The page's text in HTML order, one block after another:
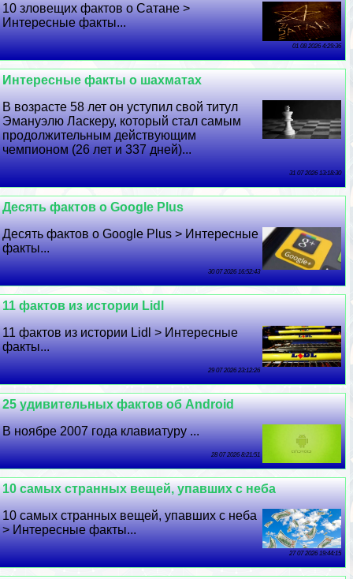
10 зловещих фактов о Сатане >
Интересные факты...
01 08 2026 4:29:36
Интересные факты о шахматах
В возрасте 58 лет он уступил свой титул
Эмануэлю Ласкеру, который стал самым
продолжительным действующим
чемпионом (26 лет и 337 дней)...
31 07 2026 13:18:30
Десять фактов о Google Plus
Десять фактов о Google Plus > Интересные
факты...
30 07 2026 16:52:43
11 фактов из истории Lidl
11 фактов из истории Lidl > Интересные
факты...
29 07 2026 23:12:26
25 удивительных фактов об Android
В ноябре 2007 года клавиатуру ...
28 07 2026 8:21:51
10 самых странных вещей, упавших с неба
10 самых странных вещей, упавших с неба
> Интересные факты...
27 07 2026 19:44:15